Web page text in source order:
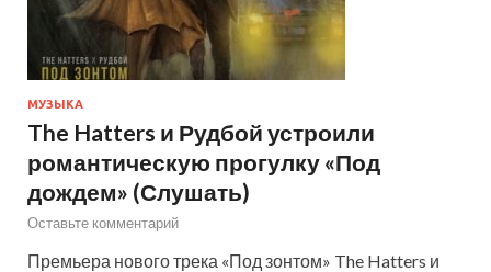
МУЗЫКА
The Hatters и Рудбой устроили
романтическую прогулку «Под
дождем» (Слушать)
Оставьте комментарий
Премьера нового трека «Под зонтом» The Hatters и